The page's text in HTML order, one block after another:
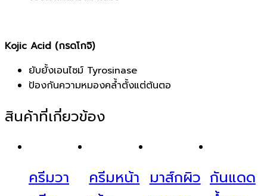
Kojic Acid (กรดโกจิ)
ยับยั้งเอนไซม์ Tyrosinase
ป้องกันความหมองคล้ำตั้งแต่ต้นตอ
สินค้าที่เกี่ยวข้อง
ครีมวา
ครีมหน้า มาส์กผิว กันแดด